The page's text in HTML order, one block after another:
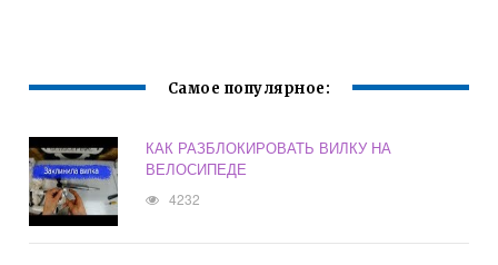
Самое популярное:
КАК РАЗБЛОКИРОВАТЬ ВИЛКУ НА
ВЕЛОСИПЕДЕ
4232